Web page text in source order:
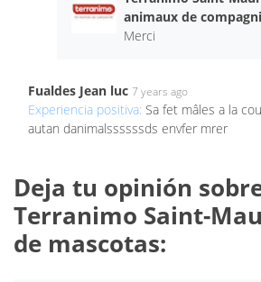
animaux de
Merci
Fualdes Jean luc 7 years ago
Experiencia positiva: Sa fet mâles a la
autan danimalssssssds envfer mrer
Deja tu opinión
Terranimo Saint-
de mascotas: